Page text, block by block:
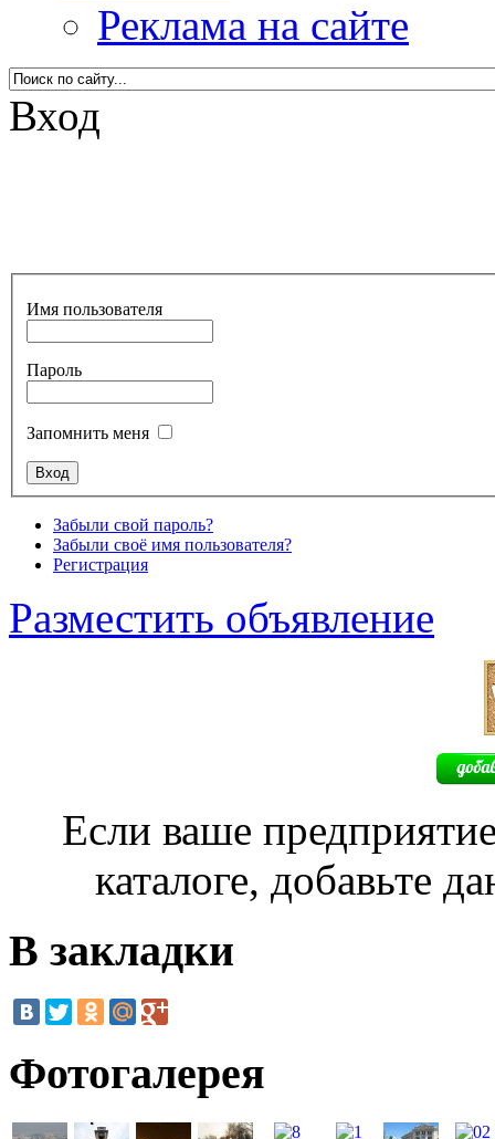
Реклама на сайте
Вход
Имя пользователя
Пароль
Запомнить меня
Забыли свой пароль?
Забыли своё имя пользователя?
Регистрация
Разместить объявление
Если ваше
каталоге, добавьте
В закладки
Фотогалерея